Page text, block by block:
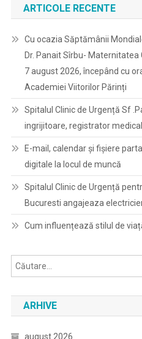
ARTICOLE RECENTE
Cu ocazia Săptămânii
Dr. Panait Sîrbu- Maternitatea
7 august 2026, începând cu
Academiei Viitorilor Părinți
Spitalul Clinic de Urgență Sf
ingrijitoare, registrator
E-mail, calendar şi fişiere
digitale la locul de muncă
Spitalul Clinic de Urgență
Bucuresti angajeaza
Cum influențează stilul de
ARHIVE
august 2026